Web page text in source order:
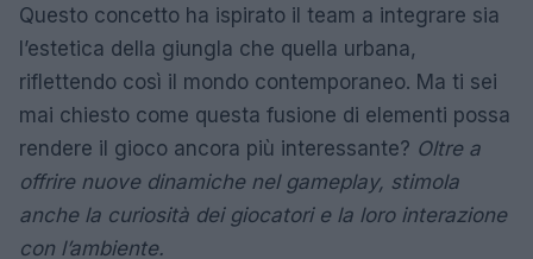
Questo concetto ha ispirato il team a integrare sia
l’estetica della giungla che quella urbana,
riflettendo così il mondo contemporaneo. Ma ti sei
mai chiesto come questa fusione di elementi possa
rendere il gioco ancora più interessante? Oltre a
offrire nuove dinamiche nel gameplay, stimola
anche la curiosità dei giocatori e la loro interazione
con l’ambiente.